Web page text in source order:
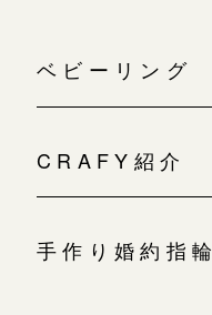
ベビーリング
CRAFY紹介
手作り婚約指輪